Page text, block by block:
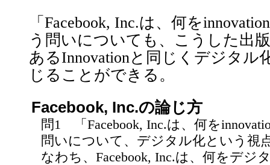
「Facebook, Inc.は、何を
う問いについても、こうした出
あるInnovationと同じくデジタル
じることができる。
Facebook, Inc.の論じ方
問1 「Facebook, Inc.は、何を
問いについて、デジタル化という視
なわち、Facebook, Inc.は、何をデジ